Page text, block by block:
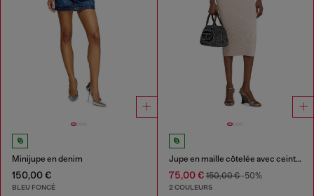
Minijupe en denim
150,00 €
BLEU FONCÉ
Jupe en maille côtelée avec ceinture contrastante
75,00 €150,00 €-50%
2 COULEURS